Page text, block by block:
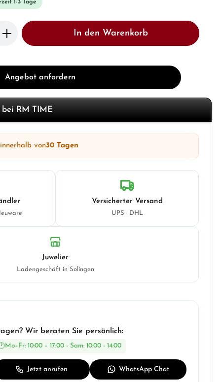
1-3 Tage
den gewünschten Wert ein oder
In den Warenkorb
Angebot anfordern
bei RM TIME
von30 Tagen
Versicherter Versand
UPS · DHL
Juwelier
Ladengeschäft in Solingen
Wir beraten Sie persönlich:
Mo–Fr: 10:00 – 17:00 - Sam: 10:00 - 14:00
Jetzt anrufen WhatsApp Chat